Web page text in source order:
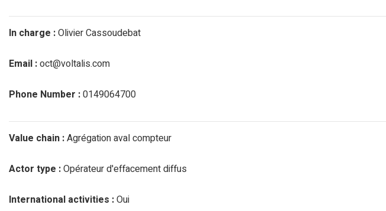
In charge :Olivier Cassoudebat
Email :oct@voltalis.com
Phone Number :0149064700
Value chain :Agrégation aval compteur
Actor type :Opérateur d'effacement diffus
International activities :Oui